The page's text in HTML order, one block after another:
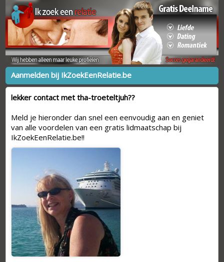
Aanmelden bij IkZoekEenRelatie.be
lekker contact met tha-troeteltjuh??
Meld je hieronder dan snel een eenvoudig aan en geniet
van alle voordelen van een gratis lidmaatschap bij
IkZoekEenRelatie.be!!